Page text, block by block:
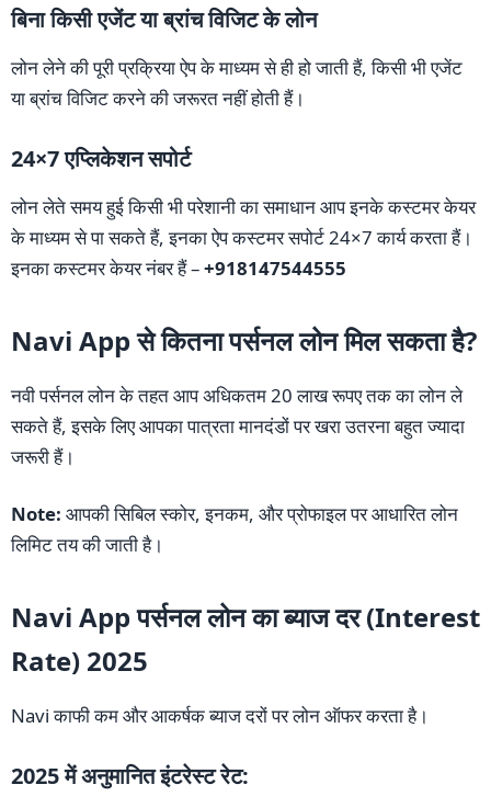
बिना किसी एजेंट या ब्रांच विजिट के लोन
लोन लेने की पूरी प्रक्रिया ऐप के माध्यम से ही हो जाती हैं, किसी भी एजेंट
या ब्रांच विजिट करने की जरूरत नहीं होती हैं।
24×7 एप्लिकेशन सपोर्ट
लोन लेते समय हुई किसी भी परेशानी का समाधान आप इनके कस्टमर केयर
के माध्यम से पा सकते हैं, इनका ऐप कस्टमर सपोर्ट 24×7 कार्य करता हैं।
इनका कस्टमर केयर नंबर हैं –+918147544555
Navi App से कितना पर्सनल लोन मिल सकता है?
नवी पर्सनल लोन के तहत आप अधिकतम 20 लाख रूपए तक का लोन ले
सकते हैं, इसके लिए आपका पात्रता मानदंडों पर खरा उतरना बहुत ज्यादा
जरूरी हैं।
Note: आपकी सिबिल स्कोर, इनकम, और प्रोफाइल पर आधारित लोन
लिमिट तय की जाती है।
Navi App पर्सनल लोन का ब्याज दर (Interest
Rate) 2025
Navi काफी कम और आकर्षक ब्याज दरों पर लोन ऑफर करता है।
2025 में अनुमानित इंटरेस्ट रेट: